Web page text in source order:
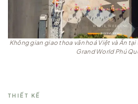
Không gian giao thoa văn hoá Việt và Ấn
Grand World Phú
THIẾT KẾ